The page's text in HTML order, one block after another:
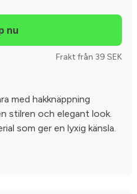
Frakt från 39 SEK
med hakknäppning
stilren och elegant look.
som ger en lyxig känsla.